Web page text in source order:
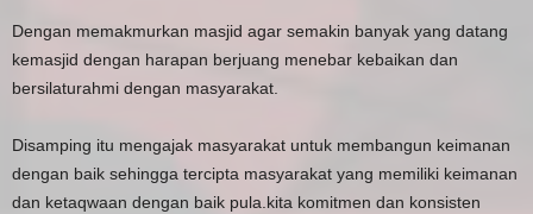
Dengan memakmurkan masjid agar semakin banyak yang datang
kemasjid dengan harapan berjuang menebar kebaikan dan
bersilaturahmi dengan masyarakat.
Disamping itu mengajak masyarakat untuk membangun keimanan
dengan baik sehingga tercipta masyarakat yang memiliki keimanan
dan ketaqwaan dengan baik pula.kita komitmen dan konsisten